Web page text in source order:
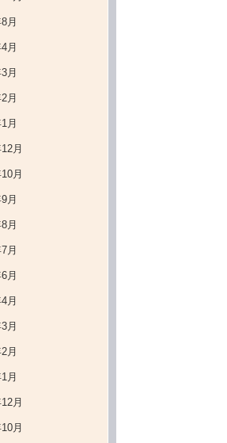
月
月
月
月
月
月
月
月
月
月
月
月
月
月
月
月
月